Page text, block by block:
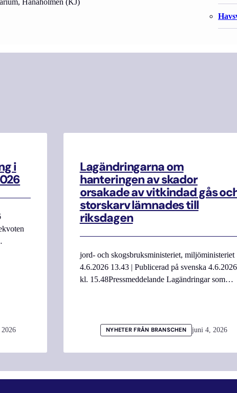
i
Lagändringarna om
hanteringen av skador
orsakade av vitkindad gås
storskarv lämnades till
riksdagen
jord- och skogsbruksministeriet, miljöministeriet
4.6.2026 13.43 | Publicerad på svenska 4.6.2026
kl. 15.48Pressmeddelande Lagändringar som…
NYHETER FRÅN BRANSCHEN juni 4, 2026